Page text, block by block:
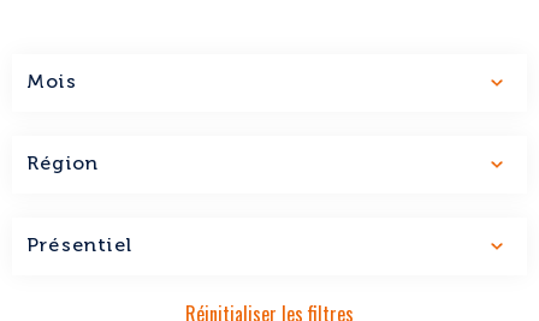
Réinitialiser les filtres